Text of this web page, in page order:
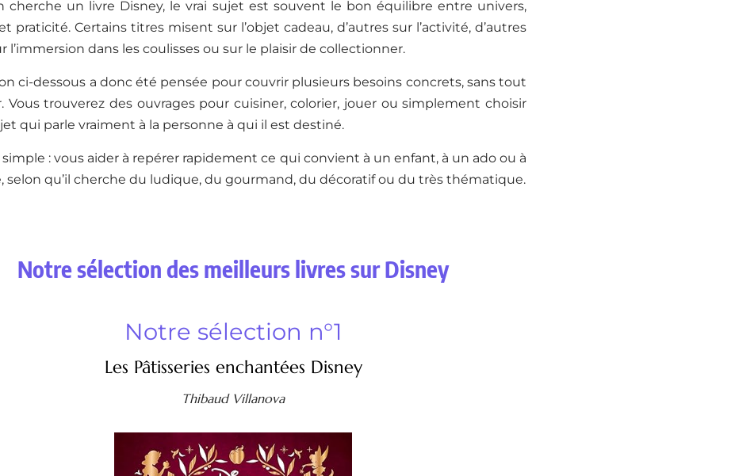
cherche un livre Disney, le vrai sujet est souvent le bon équilibre entre univers,
praticité. Certains titres misent sur l’objet cadeau, d’autres sur l’activité, d’autres
l’immersion dans les coulisses ou sur le plaisir de collectionner.
ci-dessous a donc été pensée pour couvrir plusieurs besoins concrets, sans tout
Vous trouverez des ouvrages pour cuisiner, colorier, jouer ou simplement choisir
qui parle vraiment à la personne à qui il est destiné.
simple : vous aider à repérer rapidement ce qui convient à un enfant, à un ado ou à
selon qu’il cherche du ludique, du gourmand, du décoratif ou du très thématique.
Notre sélection des meilleurs livres sur Disney
Notre sélection n°1
Les Pâtisseries enchantées Disney
Thibaud Villanova